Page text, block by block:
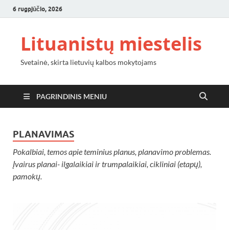
6 rugpjūčio, 2026
Lituanistų miestelis
Svetainė, skirta lietuvių kalbos mokytojams
PAGRINDINIS MENIU
PLANAVIMAS
Pokalbiai, temos apie teminius planus, planavimo problemas.
Įvairus planai- ilgalaikiai ir trumpalaikiai, cikliniai (etapų),
pamokų.